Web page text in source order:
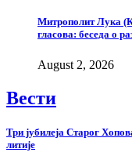
Митрополит Лука
гласова: беседа о
August 2, 2026
Вести
Три јубилеја Старог
литије